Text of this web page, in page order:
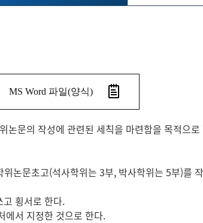
MS Word 파일(양식)
논문의 작성에 관련된 세칙을 마련함을 목적으로
논문초고(석사학위는 3부, 박사학위는 5부)를
횡서로 한다.
에서 지정한 것으로 한다.